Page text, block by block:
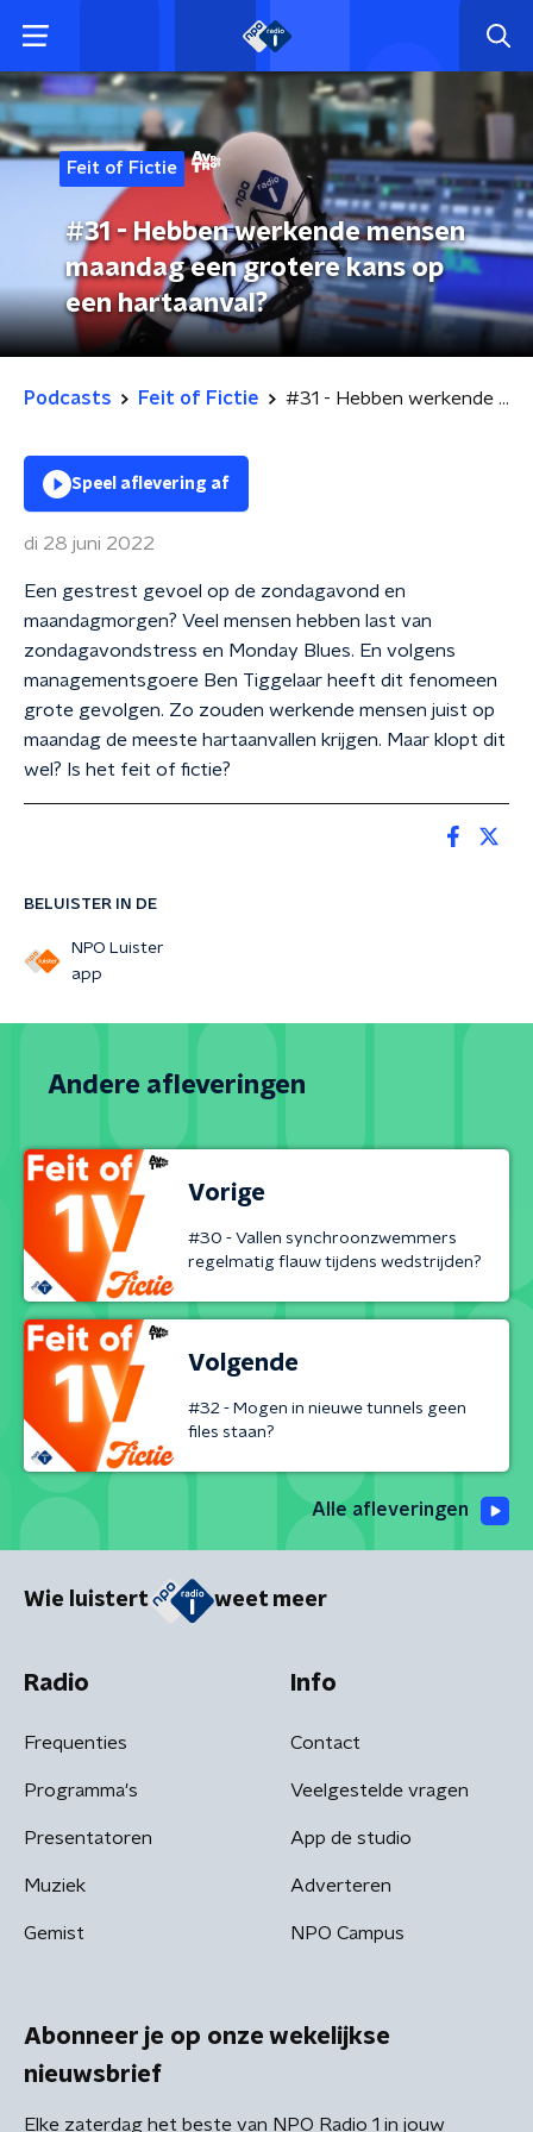
Feit of Fictie
#31 - Hebben werkende mensen
maandag een grotere kans op
een hartaanval?
Podcasts Feit of Fictie #31 - Hebben werkende mensen maandag een grotere kans op een hartaanval?
BELUISTER IN DE
NPO Luister
app
Speel aflevering af
di 28 juni 2022
Een gestrest gevoel op de zondagavond en
maandagmorgen? Veel mensen hebben last van
zondagavondstress en Monday Blues. En volgens
managementsgoere Ben Tiggelaar heeft dit fenomeen
grote gevolgen. Zo zouden werkende mensen juist op
maandag de meeste hartaanvallen krijgen. Maar klopt dit
wel? Is het feit of fictie?
Andere afleveringen
Vorige
#30 - Vallen synchroonzwemmers
regelmatig flauw tijdens wedstrijden?
Volgende
#32 - Mogen in nieuwe tunnels geen
files staan?
Alle afleveringen
Wie luistert weet meer
Radio
Frequenties
Programma's
Presentatoren
Muziek
Gemist
Info
Contact
Veelgestelde vragen
App de studio
Adverteren
NPO Campus
Abonneer je op onze wekelijkse
nieuwsbrief
Elke zaterdag het beste van NPO Radio 1 in jouw